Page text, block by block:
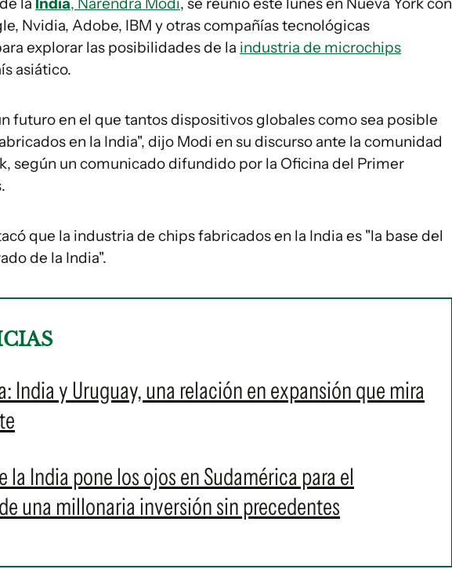
Nvidia, Adobe, IBM y otras compañías tecnológicas
explorar las posibilidades de la industria de microchips
asiático.
futuro en el que tantos dispositivos globales como sea posible
en la India", dijo Modi en su discurso ante la comunidad
según un comunicado difundido por la Oficina del Primer
que la industria de chips fabricados en la India es "la base del
de la India".
India y Uruguay, una relación en expansión que mira
la India pone los ojos en Sudamérica para el
una millonaria inversión sin precedentes